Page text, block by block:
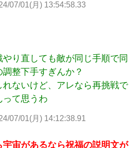
07/01(月) 13:54:58.33
り直しても敵が同じ手順で同
整下手すぎんか？
ないけど、アレなら再挑戦で
って思うわ
07/01(月) 14:12:38.91
宇宙があるなら祝福の説明文が